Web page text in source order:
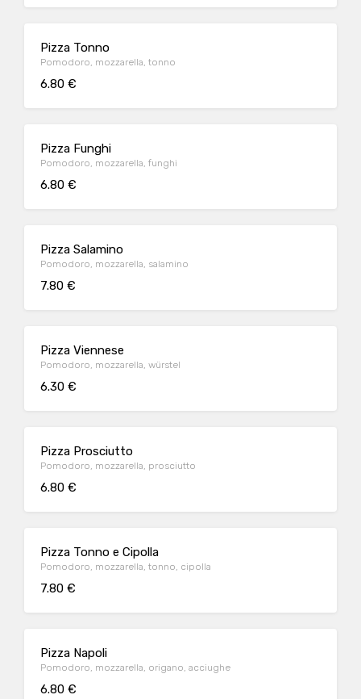
Pizza Tonno
Pomodoro, mozzarella, tonno
6.80 €
Pizza Funghi
Pomodoro, mozzarella, funghi
6.80 €
Pizza Salamino
Pomodoro, mozzarella, salamino
7.80 €
Pizza Viennese
Pomodoro, mozzarella, würstel
6.30 €
Pizza Prosciutto
Pomodoro, mozzarella, prosciutto
6.80 €
Pizza Tonno e Cipolla
Pomodoro, mozzarella, tonno, cipolla
7.80 €
Pizza Napoli
Pomodoro, mozzarella, origano, acciughe
6.80 €